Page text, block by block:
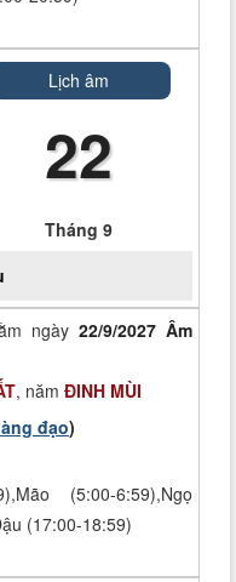
Lịch âm
22
Tháng 9
ngày 22/9/2027 Âm
, năm ĐINH MÙI
đạo)
(5:00-6:59),Ngọ
(17:00-18:59)